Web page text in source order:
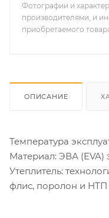
Фотографии и
производителями, и
приобретаемого
ОПИСАНИЕ
Температура
Материал: ЭВА (EVA)
Утеплитель:
флис, поролон и НТП